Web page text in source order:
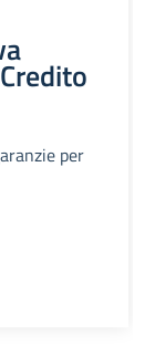
per